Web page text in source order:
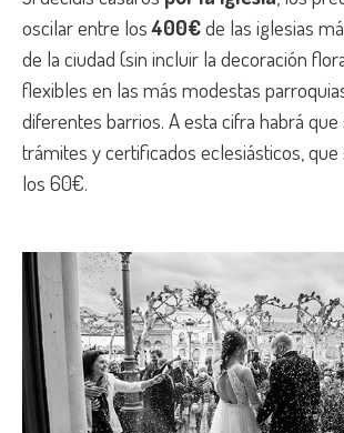
oscilar entre los400€de las iglesias
de la ciudad (sin incluir la decoración
flexibles en las más modestas
diferentes barrios. A esta cifra habrá
trámites y certificados eclesiásticos,
los 60€.